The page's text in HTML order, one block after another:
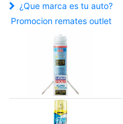
¿Que marca es tu auto?
Promocion remates outlet